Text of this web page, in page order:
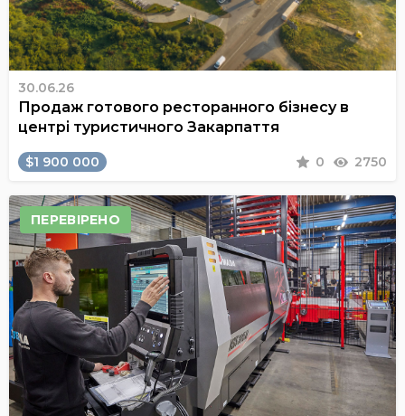
30.06.26
Продаж готового ресторанного бізнесу в
центрі туристичного Закарпаття
$1 900 000 0 2750
ПЕРЕВІРЕНО